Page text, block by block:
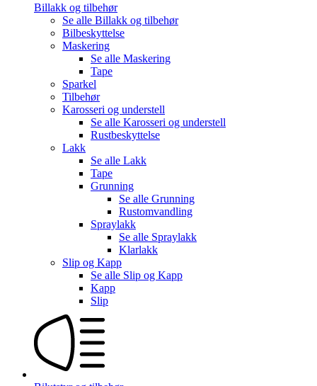
Billakk og tilbehør
Se alle Billakk og tilbehør
Bilbeskyttelse
Maskering
Se alle Maskering
Tape
Sparkel
Tilbehør
Karosseri og understell
Se alle Karosseri og understell
Rustbeskyttelse
Lakk
Se alle Lakk
Tape
Grunning
Se alle Grunning
Rustomvandling
Spraylakk
Se alle Spraylakk
Klarlakk
Slip og Kapp
Se alle Slip og Kapp
Kapp
Slip